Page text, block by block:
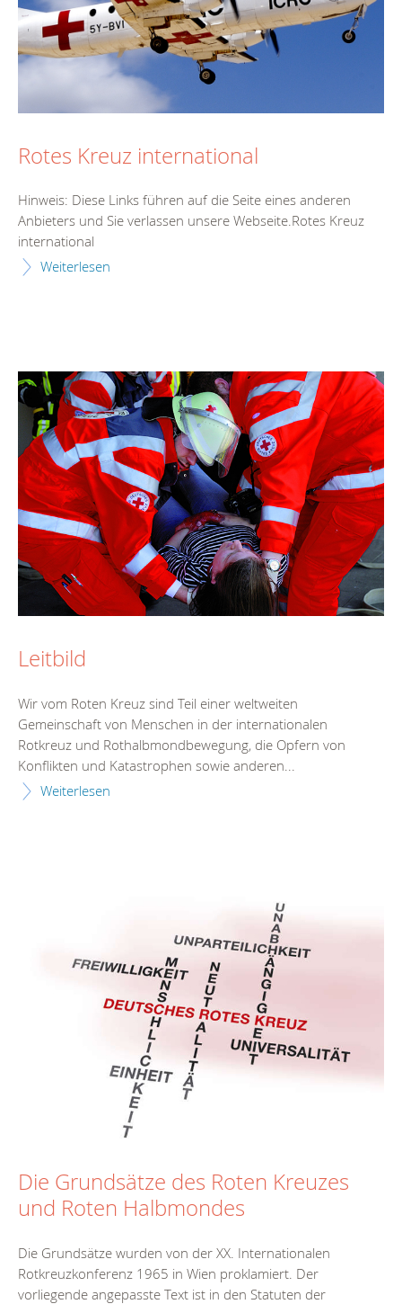
Rotes Kreuz international
Hinweis: Diese Links führen auf die Seite eines anderen
Anbieters und Sie verlassen unsere Webseite.Rotes Kreuz
international
Weiterlesen
Leitbild
Wir vom Roten Kreuz sind Teil einer weltweiten
Gemeinschaft von Menschen in der internationalen
Rotkreuz und Rothalbmondbewegung, die Opfern von
Konflikten und Katastrophen sowie anderen...
Weiterlesen
Die Grundsätze des Roten Kreuzes
und Roten Halbmondes
Die Grundsätze wurden von der XX. Internationalen
Rotkreuzkonferenz 1965 in Wien proklamiert. Der
vorliegende angepasste Text ist in den Statuten der